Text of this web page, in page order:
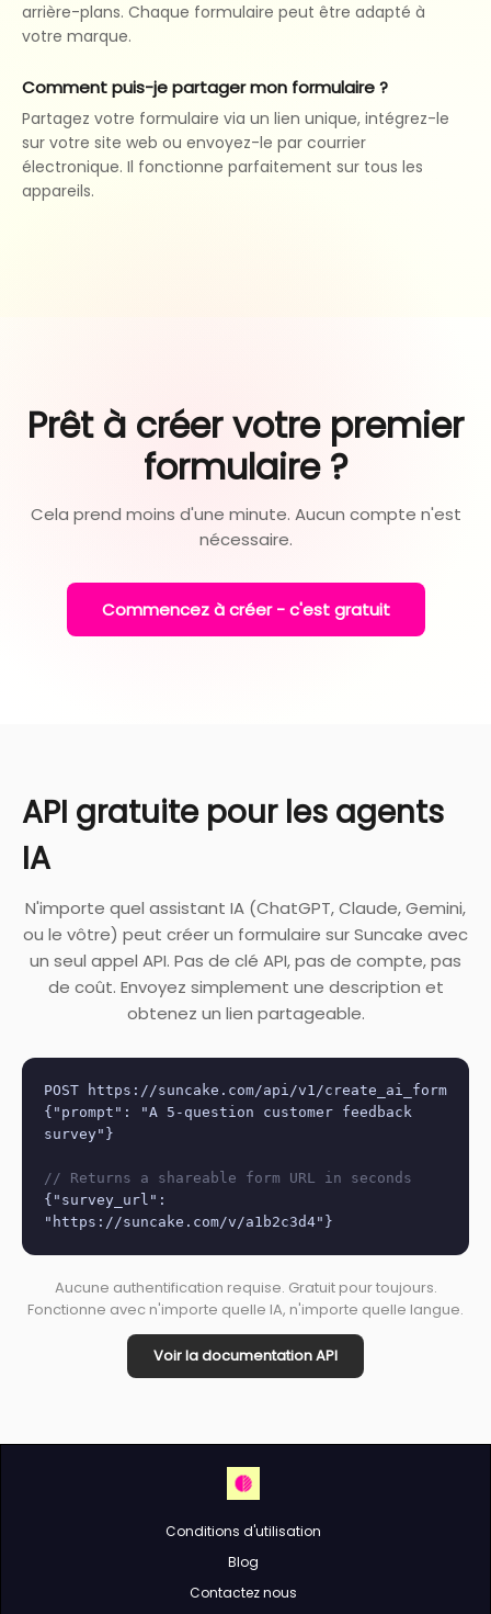
arrière-plans. Chaque formulaire peut être adapté à
votre marque.
Comment puis-je partager mon formulaire ?
Partagez votre formulaire via un lien unique, intégrez-le
sur votre site web ou envoyez-le par courrier
électronique. Il fonctionne parfaitement sur tous les
appareils.
Prêt à créer votre premier
formulaire ?
Cela prend moins d'une minute. Aucun compte n'est
nécessaire.
Commencez à créer - c'est gratuit
API gratuite pour les agents
IA
N'importe quel assistant IA (ChatGPT, Claude, Gemini,
ou le vôtre) peut créer un formulaire sur Suncake avec
un seul appel API. Pas de clé API, pas de compte, pas
de coût. Envoyez simplement une description et
obtenez un lien partageable.
POST https://suncake.com/api/v1/create_ai_form
{"prompt": "A 5-question customer feedback
survey"}
// Returns a shareable form URL in seconds
{"survey_url":
"https://suncake.com/v/a1b2c3d4"}
Aucune authentification requise. Gratuit pour toujours.
Fonctionne avec n'importe quelle IA, n'importe quelle langue.
Voir la documentation API
Conditions d'utilisation
Blog
Contactez nous